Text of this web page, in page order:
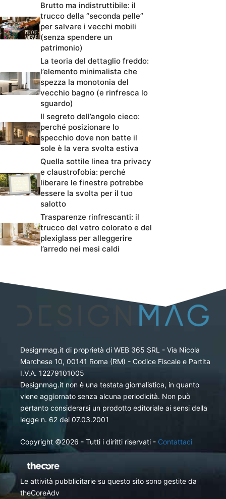
Brutto ma indistruttibile: il
trucco della “seconda pelle”
per salvare i vecchi mobili
(senza spendere un
patrimonio)
La teoria del dettaglio freddo:
l’elemento minimalista che
spezza la monotonia del
vecchio bagno (e rinfresca lo
sguardo)
Il segreto dell’angolo cieco:
perché posizionare lo
specchio dove non batte il
sole è la vera svolta estiva
Quella sottile linea tra privacy
e claustrofobia: perché
liberare le finestre potrebbe
essere la svolta per il tuo
salotto
Trasparenze rinfrescanti: il
trucco del vetro colorato e del
plexiglass per alleggerire
l’arredo nei mesi caldi
Designmag.it di proprietà di WEB 365 SRL - Via Nicola
Marchese 10, 00141 Roma (RM) - Codice Fiscale e Partita
I.V.A. 12279101005
Designmag.it non è una testata giornalistica, in quanto
viene aggiornato senza alcuna periodicità. Non può
pertanto considerarsi un prodotto editoriale ai sensi della
legge n. 62 del 07.03.2001
Copyright ©2026 - Tutti i diritti riservati - Contattaci
Le attività pubblicitarie su questo sito sono gestite da
theCoreAdv